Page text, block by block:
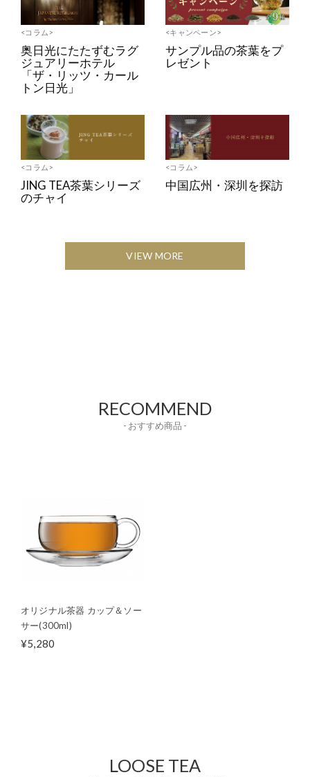
<コラム>
奥日光にたたずむラグ
ジュアリーホテル
「ザ・リッツ・カール
トン日光」
<キャンペーン>
サンプル品の茶葉をプ
レゼント
<コラム>
JING TEA茶葉シリーズ
のチャイ
<コラム>
中国広州・深圳を探訪
VIEW MORE
RECOMMEND
- おすすめ商品 -
オリジナル茶器 カップ＆ソー
サー(300ml)
¥5,280
LOOSE TEA